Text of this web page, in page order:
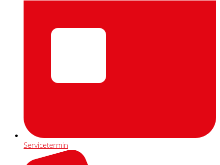
Servicetermin